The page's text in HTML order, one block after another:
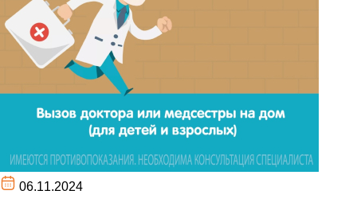
06.11.2024